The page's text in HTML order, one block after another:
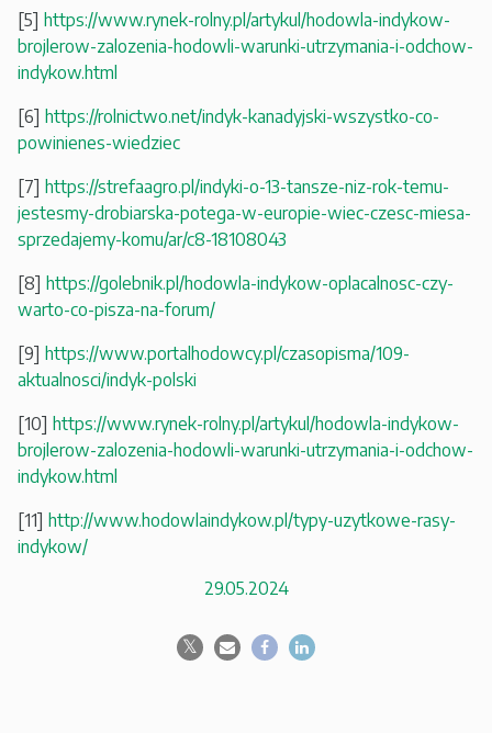
[5] https://www.rynek-rolny.pl/artykul/hodowla-indykow-
brojlerow-zalozenia-hodowli-warunki-utrzymania-i-odchow-
indykow.html
[6] https://rolnictwo.net/indyk-kanadyjski-wszystko-co-
powinienes-wiedziec
[7] https://strefaagro.pl/indyki-o-13-tansze-niz-rok-temu-
jestesmy-drobiarska-potega-w-europie-wiec-czesc-miesa-
sprzedajemy-komu/ar/c8-18108043
[8] https://golebnik.pl/hodowla-indykow-oplacalnosc-czy-
warto-co-pisza-na-forum/
[9] https://www.portalhodowcy.pl/czasopisma/109-
aktualnosci/indyk-polski
[10] https://www.rynek-rolny.pl/artykul/hodowla-indykow-
brojlerow-zalozenia-hodowli-warunki-utrzymania-i-odchow-
indykow.html
[11] http://www.hodowlaindykow.pl/typy-uzytkowe-rasy-
indykow/
29.05.2024